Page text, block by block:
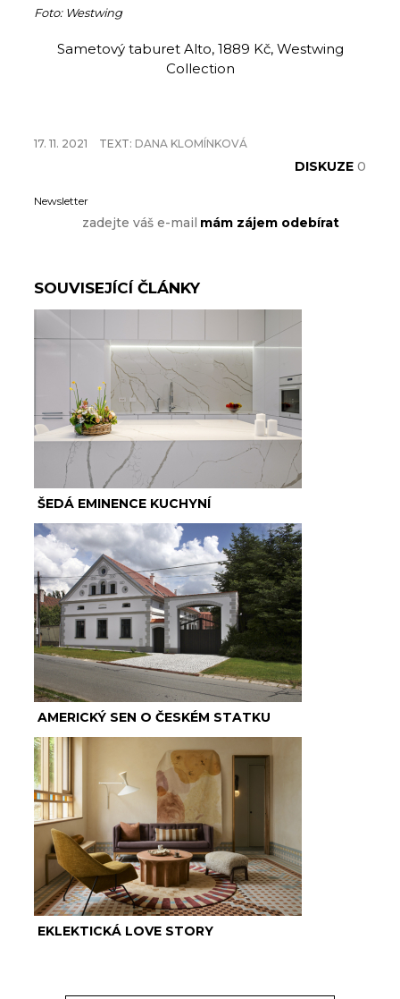
Foto: Westwing
Sametový taburet Alto, 1889 Kč, Westwing
Collection
17. 11. 2021 TEXT: DANA KLOMÍNKOVÁ
DISKUZE 0
Newsletter
SOUVISEJÍCÍ ČLÁNKY
ŠEDÁ EMINENCE KUCHYNÍ
AMERICKÝ SEN O ČESKÉM STATKU
EKLEKTICKÁ LOVE STORY